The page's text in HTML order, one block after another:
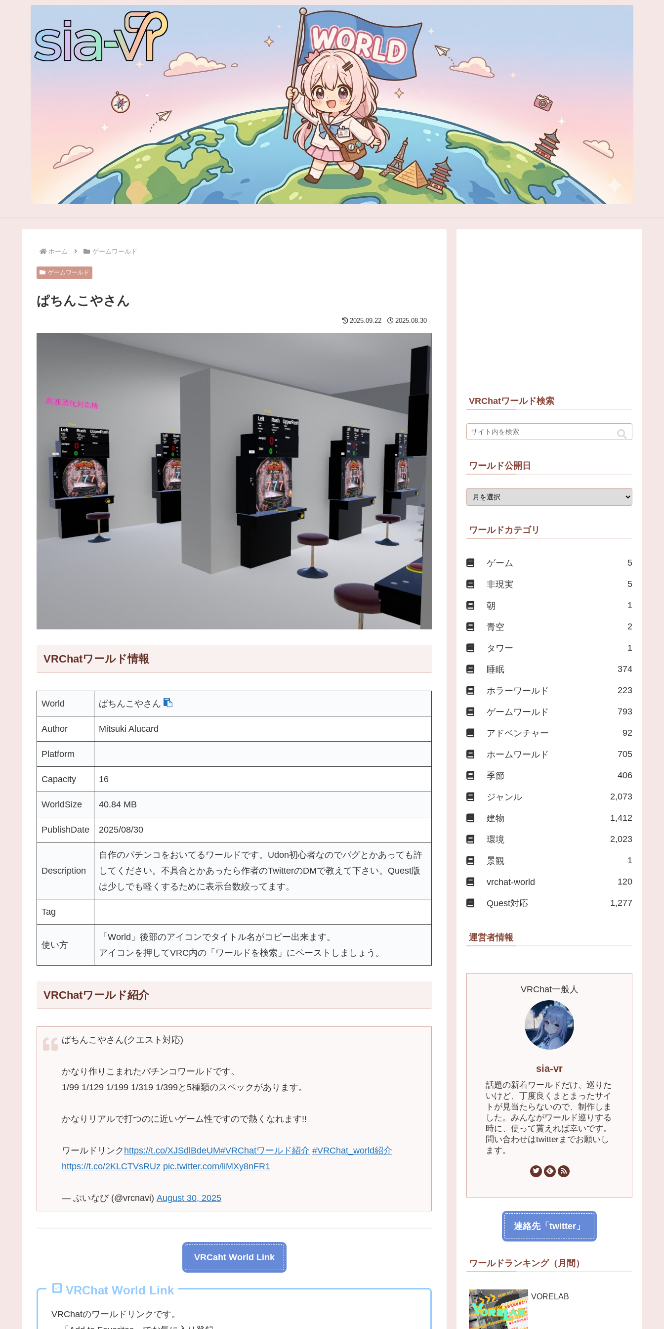
ホーム ゲームワールド
ゲームワールド
ぱちんこやさん
2025.09.22 2025.08.30
VRChatワールド情報
World ぱちんこやさん
Author Mitsuki Alucard
Platform
Capacity 16
WorldSize 40.84 MB
PublishDate 2025/08/30
Description
自作のパチンコをおいてるワールドです。Udon初心者なのでバグとかあっても許
してください。不具合とかあったら作者のTwitterのDMで教えて下さい。Quest版
は少しでも軽くするために表示台数絞ってます。
Tag
使い方
「World」後部のアイコンでタイトル名がコピー出来ます。
アイコンを押してVRC内の「ワールドを検索」にペーストしましょう。
VRChatワールド紹介
ぱちんこやさん(クエスト対応)
かなり作りこまれたパチンコワールドです。
1/99 1/129 1/199 1/319 1/399と5種類のスペックがあります。
かなりリアルで打つのに近いゲーム性ですので熱くなれます!!
ワールドリンク https://t.co/XJSdlBdeUM#VRChatワールド紹介 #VRChat_world紹介
https://t.co/2KLCTVsRUz pic.twitter.com/liMXy8nFR1
— ぶいなび (@vrcnavi) August 30, 2025
VRCaht World Link
VRChat World Link
VRChatのワールドリンクです。
VRChatワールド検索
ワールド公開日
ワールドカテゴリ
ゲーム 5
非現実 5
朝 1
青空 2
タワー 1
睡眠 374
ホラーワールド 223
ゲームワールド 793
アドベンチャー 92
ホームワールド 705
季節 406
ジャンル 2,073
建物 1,412
環境 2,023
景観 1
vrchat-world 120
Quest対応 1,277
運営者情報
VRChat一般人
sia-vr
話題の新着ワールドだけ、巡りた
いけど、丁度良くまとまったサイ
トが見当たらないので、制作しま
した。みんながワールド巡りする
時に、使って貰えれば幸いです。
問い合わせはtwitterまでお願いし
ます。
連絡先「twitter」
ワールドランキング（月間）
VORELAB